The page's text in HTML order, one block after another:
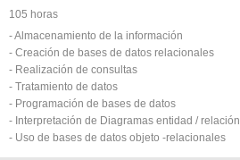
105 horas
- Almacenamiento de la información
- Creación de bases de datos relacionales
- Realización de consultas
- Tratamiento de datos
- Programación de bases de datos
- Interpretación de Diagramas entidad / relación
- Uso de bases de datos objeto -relacionales